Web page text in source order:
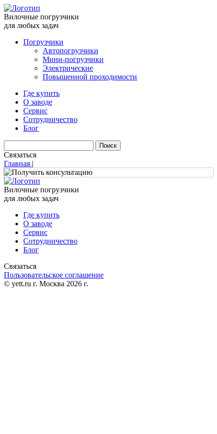
Вилочные погрузчики
для любых задач
Погрузчики
Автопогрузчики
Мини-погрузчики
Электрические
Повышенной проходимости
Где купить
О заводе
Сервис
Сотрудничество
Блог
Связаться
Главная |
Вилочные погрузчики
для любых задач
Где купить
О заводе
Сервис
Сотрудничество
Блог
Связаться
Пользовательское соглашение
© yett.ru г. Москва 2026 г.